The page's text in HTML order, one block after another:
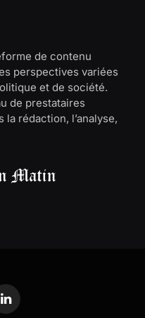
de contenu
perspectives variées
et de société.
de prestataires
rédaction, l’analyse,
LinkedIn